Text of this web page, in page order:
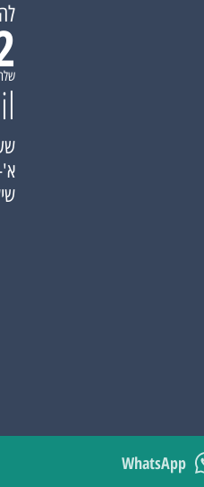
WhatsApp
א'-ה'